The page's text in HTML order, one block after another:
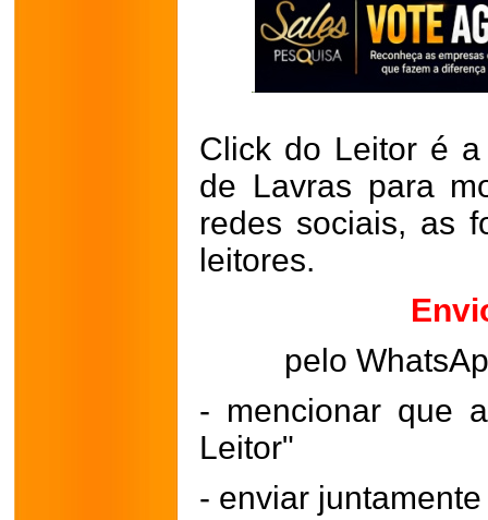
Click do Leitor é
de Lavras para
redes sociais, as
leitores.
pelo
- mencionar que
Leitor"
- enviar